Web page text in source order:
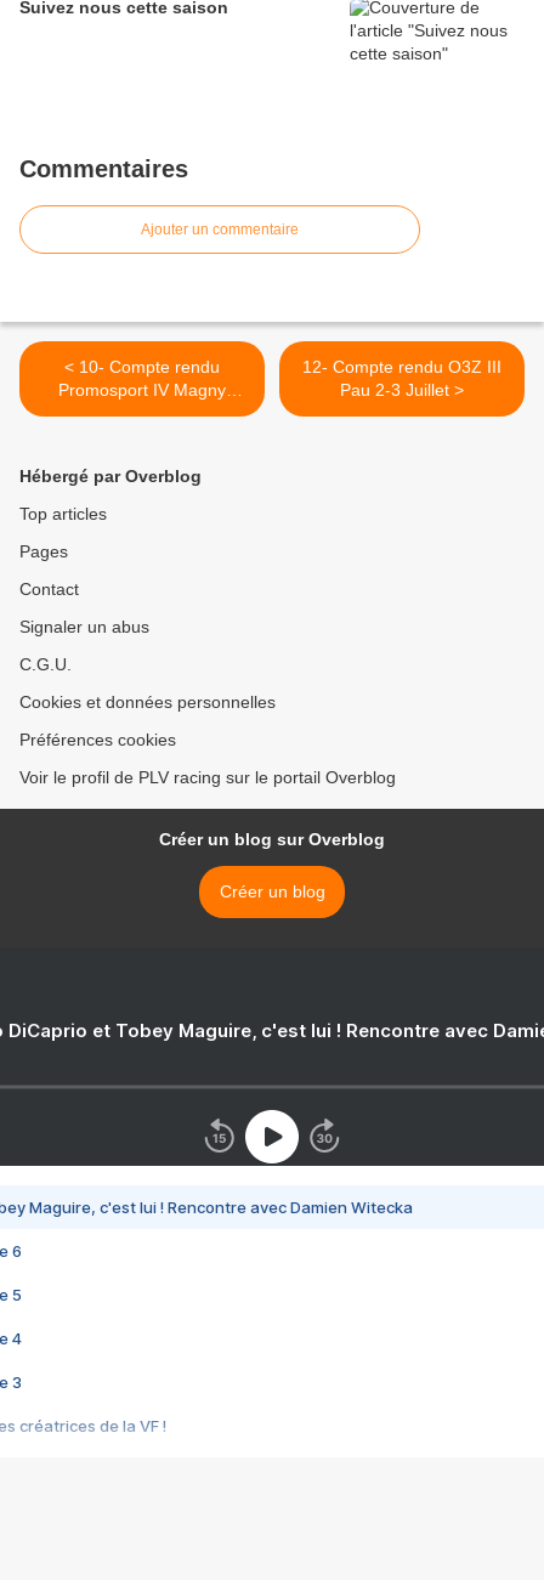
Suivez nous cette saison
Commentaires
Ajouter un commentaire
< 10- Compte rendu
Promosport IV Magny
Cours 18-19 Juin
12- Compte rendu O3Z III
Pau 2-3 Juillet >
Hébergé par Overblog
Top articles
Pages
Contact
Signaler un abus
C.G.U.
Cookies et données personnelles
Préférences cookies
Voir le profil de PLV racing sur le portail Overblog
Créer un blog sur Overblog
Créer un blog
DiCaprio et Tobey Maguire, c'est lui ! Rencontre avec
Maguire, c'est lui ! Rencontre avec Damien Witecka
6
5
4
3
créatrices de la VF !